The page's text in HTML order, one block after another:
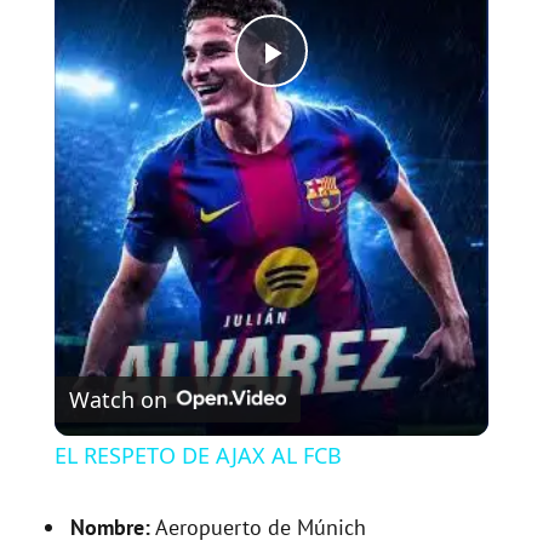
P
l
a
y
V
i
d
Watch on
EL RESPETO DE AJAX AL FCB
Nombre:Aeropuerto de Múnich